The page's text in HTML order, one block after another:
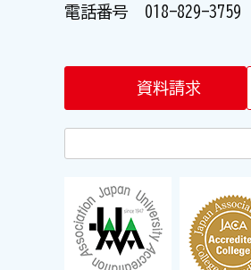
電話番号 018-829-3759
資料請求